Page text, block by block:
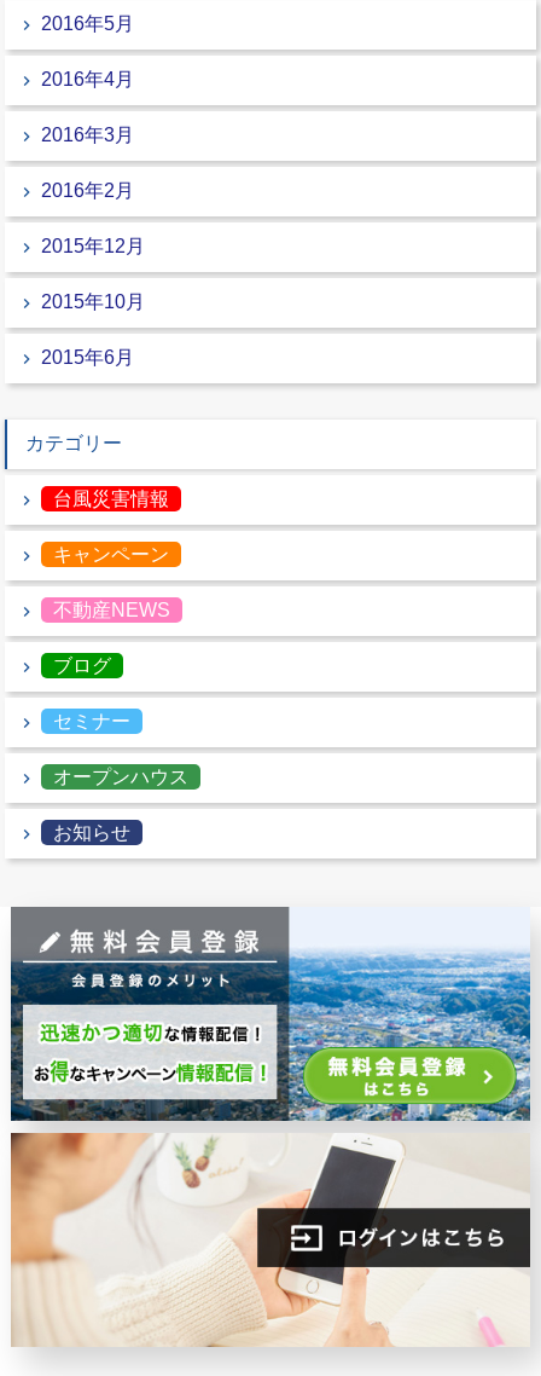
2016年5月
2016年4月
2016年3月
2016年2月
2015年12月
2015年10月
2015年6月
カテゴリー
台風災害情報
キャンペーン
不動産NEWS
ブログ
セミナー
オープンハウス
お知らせ